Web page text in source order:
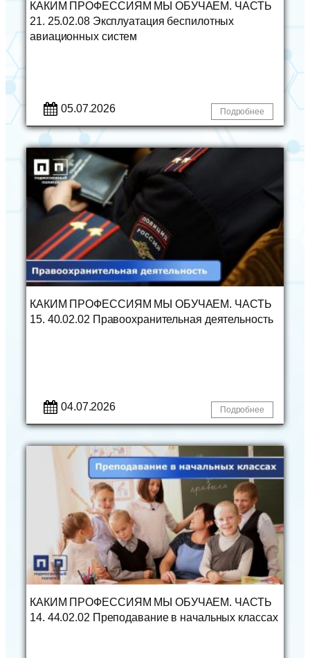
КАКИМ ПРОФЕССИЯМ МЫ ОБУЧАЕМ. ЧАСТЬ
21. 25.02.08 Эксплуатация беспилотных
авиационных систем
05.07.2026 Подробнее
КАКИМ ПРОФЕССИЯМ МЫ ОБУЧАЕМ. ЧАСТЬ
15. 40.02.02 Правоохранительная деятельность
04.07.2026 Подробнее
КАКИМ ПРОФЕССИЯМ МЫ ОБУЧАЕМ. ЧАСТЬ
14. 44.02.02 Преподавание в начальных классах